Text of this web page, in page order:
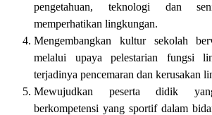
pengetahuan, teknologi dan
memperhatikan lingkungan.
Mengembangkan kultur sekolah
melalui upaya pelestarian fungsi
terjadinya pencemaran dan kerusakan
Mewujudkan peserta didik
berkompetensi yang sportif dalam